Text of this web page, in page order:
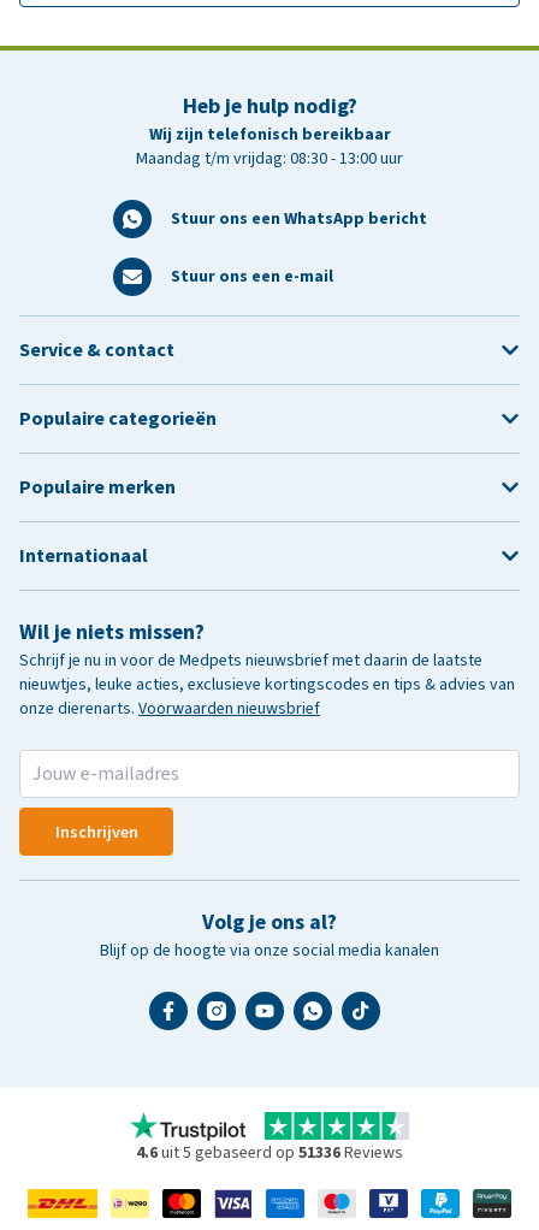
Heb je hulp nodig?
Wij zijn telefonisch bereikbaar
Maandag t/m vrijdag: 08:30 - 13:00 uur
Stuur ons een WhatsApp bericht
Stuur ons een e-mail
Wil je niets missen?
Schrijf je nu in voor de Medpets nieuwsbrief met daarin de laatste
nieuwtjes, leuke acties, exclusieve kortingscodes en tips & advies van
onze dierenarts. Voorwaarden nieuwsbrief
Inschrijven
Volg je ons al?
Blijf op de hoogte via onze social media kanalen
Service & contact
Populaire categorieën
Populaire merken
Internationaal
4.6uit 5 gebaseerd op 51336Reviews